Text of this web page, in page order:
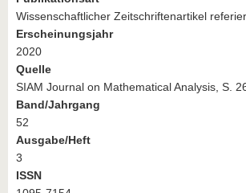
Wissenschaftlicher Zeitschriftenartikel
Erscheinungsjahr
2020
Quelle
SIAM Journal on Mathematical Analysis, S.
Band/Jahrgang
52
Ausgabe/Heft
3
ISSN